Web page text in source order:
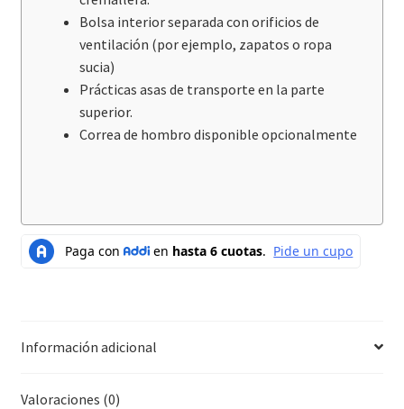
Bolsa interior separada con orificios de
ventilación (por ejemplo, zapatos o ropa
sucia)
Prácticas asas de transporte en la parte
superior.
Correa de hombro disponible opcionalmente
Información adicional
Valoraciones (0)